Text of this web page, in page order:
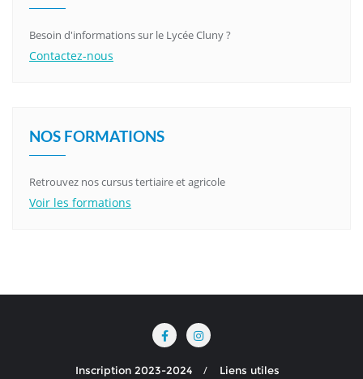
Besoin d'informations sur le Lycée Cluny ?
Contactez-nous
NOS FORMATIONS
Retrouvez nos cursus tertiaire et agricole
Voir les formations
Inscription 2023-2024 Liens utiles